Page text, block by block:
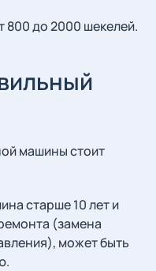
800 до 2000 шекелей.
машины стоит
старше 10 лет и
(замена
может быть